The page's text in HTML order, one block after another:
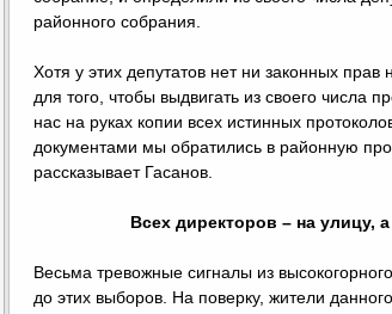
районного собрания.
Хотя у этих депутатов нет ни законных
для того, чтобы выдвигать из своего числа
нас на руках копии всех истинных
документами мы обратились в районную
рассказывает Гасанов.
Всех директоров – на улицу,
Весьма тревожные сигналы из
до этих выборов. На поверку, жители